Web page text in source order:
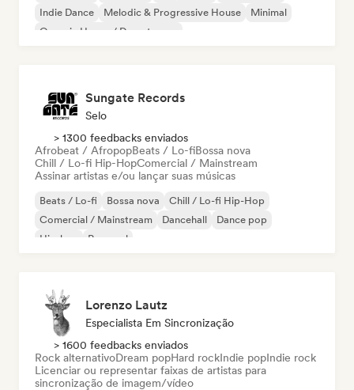
Indie Dance
Melodic & Progressive House
Minimal
Organic House / Downtempo
Sungate Records
Selo
> 1300 feedbacks enviados
Afrobeat / AfropopBeats / Lo-fiBossa nova
Chill / Lo-fi Hip-HopComercial / Mainstream
Assinar artistas e/ou lançar suas músicas
Beats / Lo-fi Bossa nova
Chill / Lo-fi Hip-Hop
Comercial / Mainstream
Dancehall
Dance pop
Hip-hop
Pop soul
Lorenzo Lautz
Especialista Em Sincronização
> 1600 feedbacks enviados
Rock alternativoDream popHard rockIndie popIndie rock
Licenciar ou representar faixas de artistas para
sincronização de imagem/vídeo